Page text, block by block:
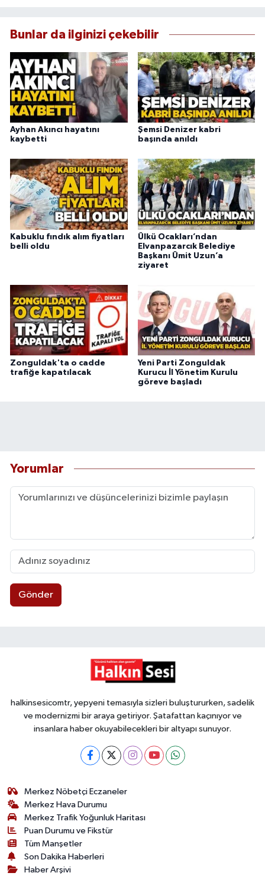
Bunlar da ilginizi çekebilir
Ayhan Akıncı hayatını
kaybetti
Şemsi Denizer kabri
başında anıldı
Kabuklu fındık alım fiyatları
belli oldu
Ülkü Ocakları’ndan
Elvanpazarcık Belediye
Başkanı Ümit Uzun’a
ziyaret
Zonguldak'ta o cadde
trafiğe kapatılacak
Yeni Parti Zonguldak
Kurucu İl Yönetim Kurulu
göreve başladı
Yorumlar
Gönder
halkinsesicomtr, yepyeni temasıyla sizleri buluştururken, sadelik
ve modernizmi bir araya getiriyor. Şatafattan kaçınıyor ve
insanlara haber okuyabilecekleri bir altyapı sunuyor.
Merkez Nöbetçi Eczaneler
Merkez Hava Durumu
Merkez Trafik Yoğunluk Haritası
Puan Durumu ve Fikstür
Tüm Manşetler
Son Dakika Haberleri
Haber Arşivi